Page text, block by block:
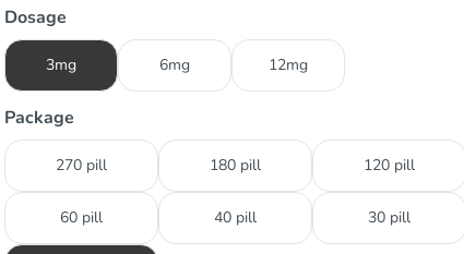
Dosage
3mg 6mg 12mg
Package
270 pill 180 pill 120 pill
60 pill 40 pill 30 pill